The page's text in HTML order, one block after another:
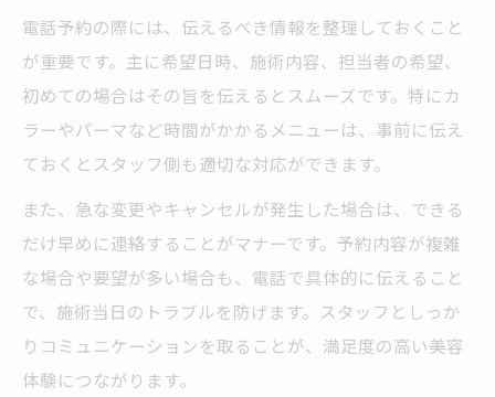
電話予約の際には、伝えるべき情報を整理しておくこと
が重要です。主に希望日時、施術内容、担当者の希望、
初めての場合はその旨を伝えるとスムーズです。特にカ
ラーやパーマなど時間がかかるメニューは、事前に伝え
ておくとスタッフ側も適切な対応ができます。
また、急な変更やキャンセルが発生した場合は、できる
だけ早めに連絡することがマナーです。予約内容が複雑
な場合や要望が多い場合も、電話で具体的に伝えること
で、施術当日のトラブルを防げます。スタッフとしっか
りコミュニケーションを取ることが、満足度の高い美容
体験につながります。